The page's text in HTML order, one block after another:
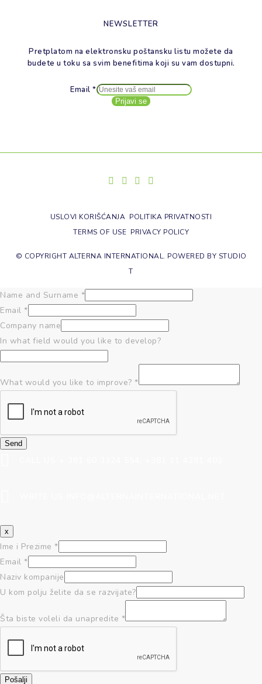
NEWSLETTER
Pretplatom na elektronsku poštansku listu možete da
budete u toku sa svim benefitima koji su vam dostupni.
Email*
Prijavi se
USLOVI KORIŠĆANJA POLITIKA PRIVATNOSTI
TERMS OF USE PRIVACY POLICY
© COPYRIGHT ALTERNA INTERNATIONAL. POWERED BY STUDIO
T
Name and Surname *
Email *
Company name
In what field would you like to develop?
What would you like to improve? *
Send
x
Ime i Prezime *
Email *
Naziv kompanije
U kom polju želite da se razvijate?
Šta biste voleli da unapredite *
Pošalji